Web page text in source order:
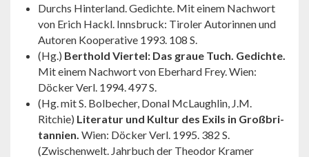
Durchs Hinterland. Gedichte. Mit einem Nachwort
von Erich Hackl. Innsbruck: Tiroler Autorinnen und
Autoren Kooperative 1993. 108 S.
(Hg.) Berthold Viertel: Das graue Tuch. Gedichte.
Mit einem Nachwort von Eberhard Frey. Wien:
Döcker Verl. 1994. 497 S.
(Hg. mit S. Bolbecher, Donal McLaughlin, J.M.
Ritchie) Litera­tur und Kultur des Exils in Großbri­
tan­nien. Wien: Döcker Verl. 1995. 382 S.
(Zwischenwelt. Jahrbuch der Theodor Kramer